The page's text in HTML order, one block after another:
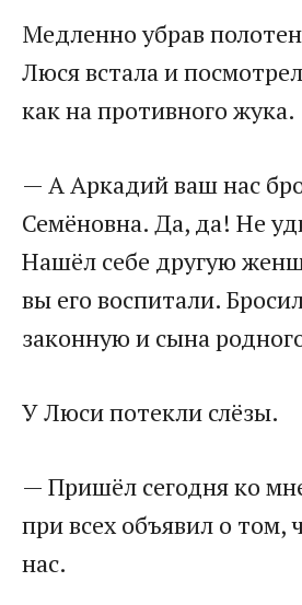
​Медленно убрав
Люся встала и
как на противного жука.​
​— А Аркадий ваш нас
Семёновна. Да, да! Не
Нашёл себе другую
вы его воспитали.
законную и сына
​У Люси потекли слёзы. ​
​— Пришёл сегодня ко
при всех объявил о том,
нас.​